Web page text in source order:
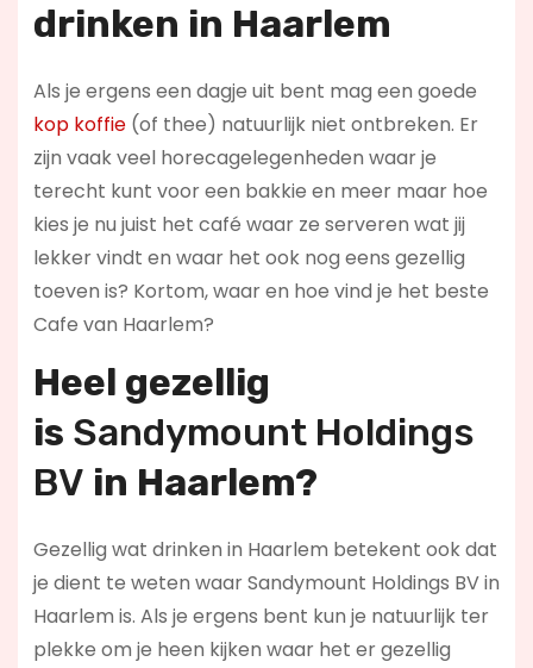
drinken in Haarlem
Als je ergens een dagje uit bent mag een goede
kop koffie(of thee) natuurlijk niet ontbreken. Er
zijn vaak veel horecagelegenheden waar je
terecht kunt voor een bakkie en meer maar hoe
kies je nu juist het café waar ze serveren wat jij
lekker vindt en waar het ook nog eens gezellig
toeven is? Kortom, waar en hoe vind je het beste
Cafe van Haarlem?
Heel gezellig
is Sandymount Holdings
BV in Haarlem?
Gezellig wat drinken in Haarlem betekent ook dat
je dient te weten waar Sandymount Holdings BV in
Haarlem is. Als je ergens bent kun je natuurlijk ter
plekke om je heen kijken waar het er gezellig